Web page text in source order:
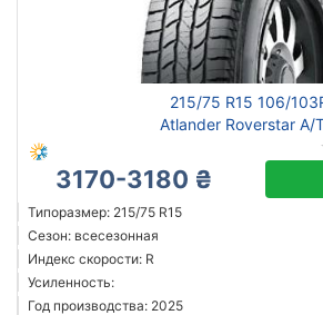
215/75 R15 106/
Atlander Roverstar A/
3170-3180 ₴
Типоразмер: 215/75 R15
Сезон: всесезонная
Индекс скорости: R
Усиленность:
Год производства: 2025